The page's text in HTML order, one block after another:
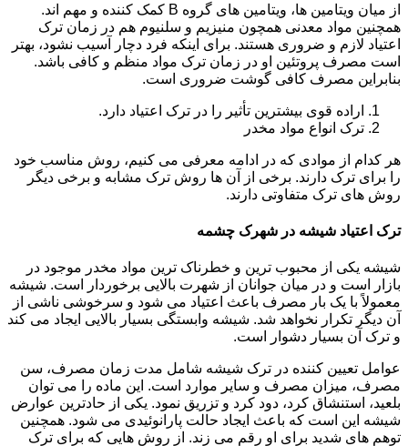
از میان ویتامین ها، ویتامین های گروه B کمک کننده و مهم اند.
همچنین مواد معدنی همچون منیزیم و سلنیوم هم در زمان ترک
اعتیاد لازم و ضروری هستند. برای اینکه فرد دچار آسیب نشود، بهتر
است مصرف پروتئین او در زمان ترک مواد منظم و کافی باشد.
بنابراین مصرف کافی گوشت ضروری است.
اراده قوی بیشترین تأثیر را در ترک اعتیاد دارد.
ترک انواع مواد مخدر
هر کدام از موادی که در ادامه معرفی می کنیم، روش مناسب خود
را برای ترک دارند. برخی از آن ها روش ترک مشابه و برخی دیگر
روش های ترک متفاوتی دارند.
ترک اعتیاد شیشه در شهرک چشمه
شیشه یکی از محبوب ترین و خطرناک ترین مواد مخدر موجود در
بازار است و در میان جوانان از شهرت بالایی برخوردار است. شیشه
معمولاً با یک بار مصرف باعث اعتیاد می شود و سرخوشی ناشی از
آن دیگر تکرار نخواهد شد. شیشه وابستگی بسیار بالایی ایجاد می کند
و ترک آن بسیار دشوار است.
عوامل تعیین کننده در ترک شیشه شامل مدت زمان مصرف، سن
مصرف، میزان مصرف و سایر موارد است. این ماده را می توان
بلعید، استنشاق کرد، دود کرد و تزریق نمود. یکی از حادترین عوارض
شیشه این است که باعث ایجاد حالت پارانوئیدی می شود. همچنین
توهم های شدید برای او رقم می زند. از روش هایی که برای ترک